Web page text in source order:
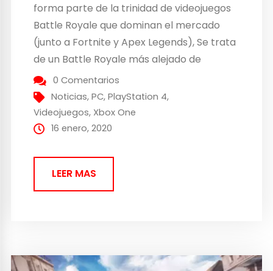
forma parte de la trinidad de videojuegos
Battle Royale que dominan el mercado
(junto a Fortnite y Apex Legends), Se trata
de un Battle Royale más alejado de
la fantasia y centrado en un gameplay
más táctico y realista. Al igual que sus
compañeros, ha ido sumando
Temporadas, añadiendo contenido,
0 Comentarios
Noticias,PC,PlayStation 4,
Videojuegos, Xbox One
16 enero, 2020
LEER MAS